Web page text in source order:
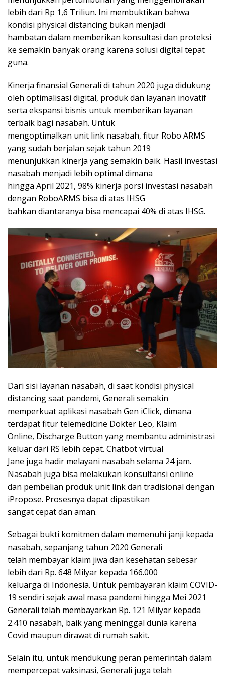
lebih dari Rp 1,6 Triliun. Ini membuktikan bahwa
kondisi physical distancing bukan menjadi
hambatan dalam memberikan konsultasi dan proteksi
ke semakin banyak orang karena solusi digital tepat
guna.
Kinerja finansial Generali di tahun 2020 juga didukung
oleh optimalisasi digital, produk dan layanan inovatif
serta ekspansi bisnis untuk memberikan layanan
terbaik bagi nasabah. Untuk
mengoptimalkan unit link nasabah, fitur Robo ARMS
yang sudah berjalan sejak tahun 2019
menunjukkan kinerja yang semakin baik. Hasil investasi
nasabah menjadi lebih optimal dimana
hingga April 2021, 98% kinerja porsi investasi nasabah
dengan RoboARMS bisa di atas IHSG
bahkan diantaranya bisa mencapai 40% di atas IHSG.
Dari sisi layanan nasabah, di saat kondisi physical
distancing saat pandemi, Generali semakin
memperkuat aplikasi nasabah Gen iClick, dimana
terdapat fitur telemedicine Dokter Leo, Klaim
Online, Discharge Button yang membantu administrasi
keluar dari RS lebih cepat. Chatbot virtual
Jane juga hadir melayani nasabah selama 24 jam.
Nasabah juga bisa melakukan konsultansi online
dan pembelian produk unit link dan tradisional dengan
iPropose. Prosesnya dapat dipastikan
sangat cepat dan aman.
Sebagai bukti komitmen dalam memenuhi janji kepada
nasabah, sepanjang tahun 2020 Generali
telah membayar klaim jiwa dan kesehatan sebesar
lebih dari Rp. 648 Milyar kepada 166.000
keluarga di Indonesia. Untuk pembayaran klaim COVID-
19 sendiri sejak awal masa pandemi hingga Mei 2021
Generali telah membayarkan Rp. 121 Milyar kepada
2.410 nasabah, baik yang meninggal dunia karena
Covid maupun dirawat di rumah sakit.
Selain itu, untuk mendukung peran pemerintah dalam
mempercepat vaksinasi, Generali juga telah